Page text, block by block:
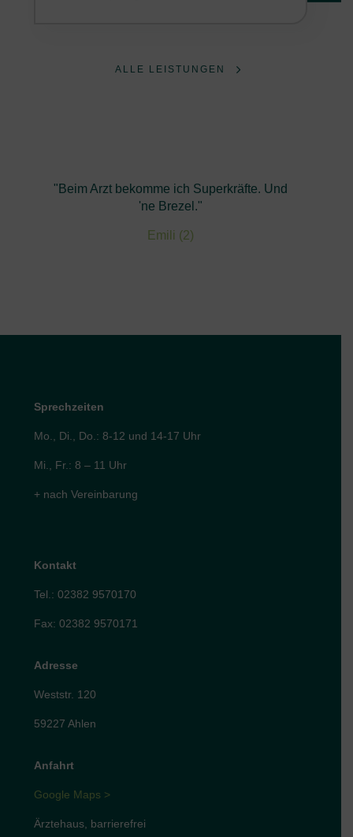
ALLE LEISTUNGEN
"Beim Arzt bekomme ich Superkräfte. Und
'ne Brezel."
Emili (2)
Sprechzeiten
Mo., Di., Do.: 8-12 und 14-17 Uhr
Mi., Fr.: 8 – 11 Uhr
+ nach Vereinbarung
Kontakt
Tel.: 02382 9570170
Fax: 02382 9570171
Adresse
Weststr. 120
59227 Ahlen
Anfahrt
Google Maps >
Ärztehaus, barrierefrei